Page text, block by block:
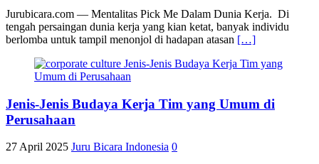
Jurubicara.com — Mentalitas Pick Me Dalam Dunia Kerja. Di
tengah persaingan dunia kerja yang kian ketat, banyak individu
berlomba untuk tampil menonjol di hadapan atasan […]
Jenis-Jenis Budaya Kerja Tim yang Umum di
Perusahaan
27 April 2025 Juru Bicara Indonesia 0